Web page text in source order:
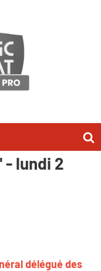
- lundi 2
délégué des